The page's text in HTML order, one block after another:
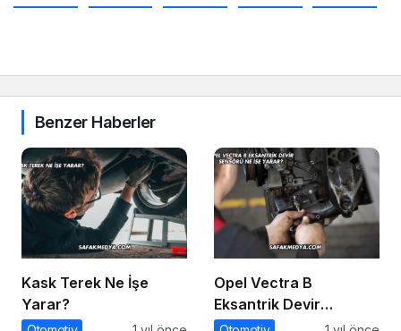
Benzer Haberler
Kask Terek Ne İşe
Yarar?
Opel Vectra B
Eksantrik Devir
Sensörü Ne İşe Yarar?